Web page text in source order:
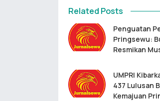
Related Posts
Penguatan
Pringsewu:
Resmikan
UMPRI
437 Lulusan
Kemajuan